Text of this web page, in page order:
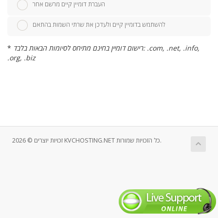
העברת דומיין קיים מרשם אחר
להשתמש בדומיין קיים ולעדכן את שרתי השמות בהתאם
* רישום דומיין בחינם מתיחס לסיומות הבאות בלבד: .com, .net, .info,
.org, .biz
זכויות יוצרים © 2026 KVCHOSTING.NET כל הזכויות שמורות.